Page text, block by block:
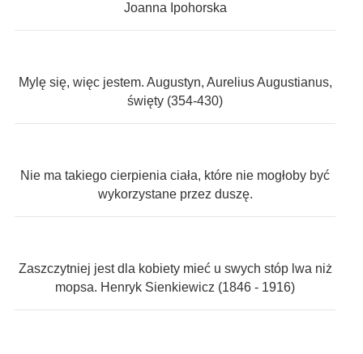
Joanna Ipohorska
Mylę się, więc jestem. Augustyn, Aurelius Augustianus,
święty (354-430)
Nie ma takiego cierpienia ciała, które nie mogłoby być
wykorzystane przez duszę.
Zaszczytniej jest dla kobiety mieć u swych stóp lwa niż
mopsa. Henryk Sienkiewicz (1846 - 1916)